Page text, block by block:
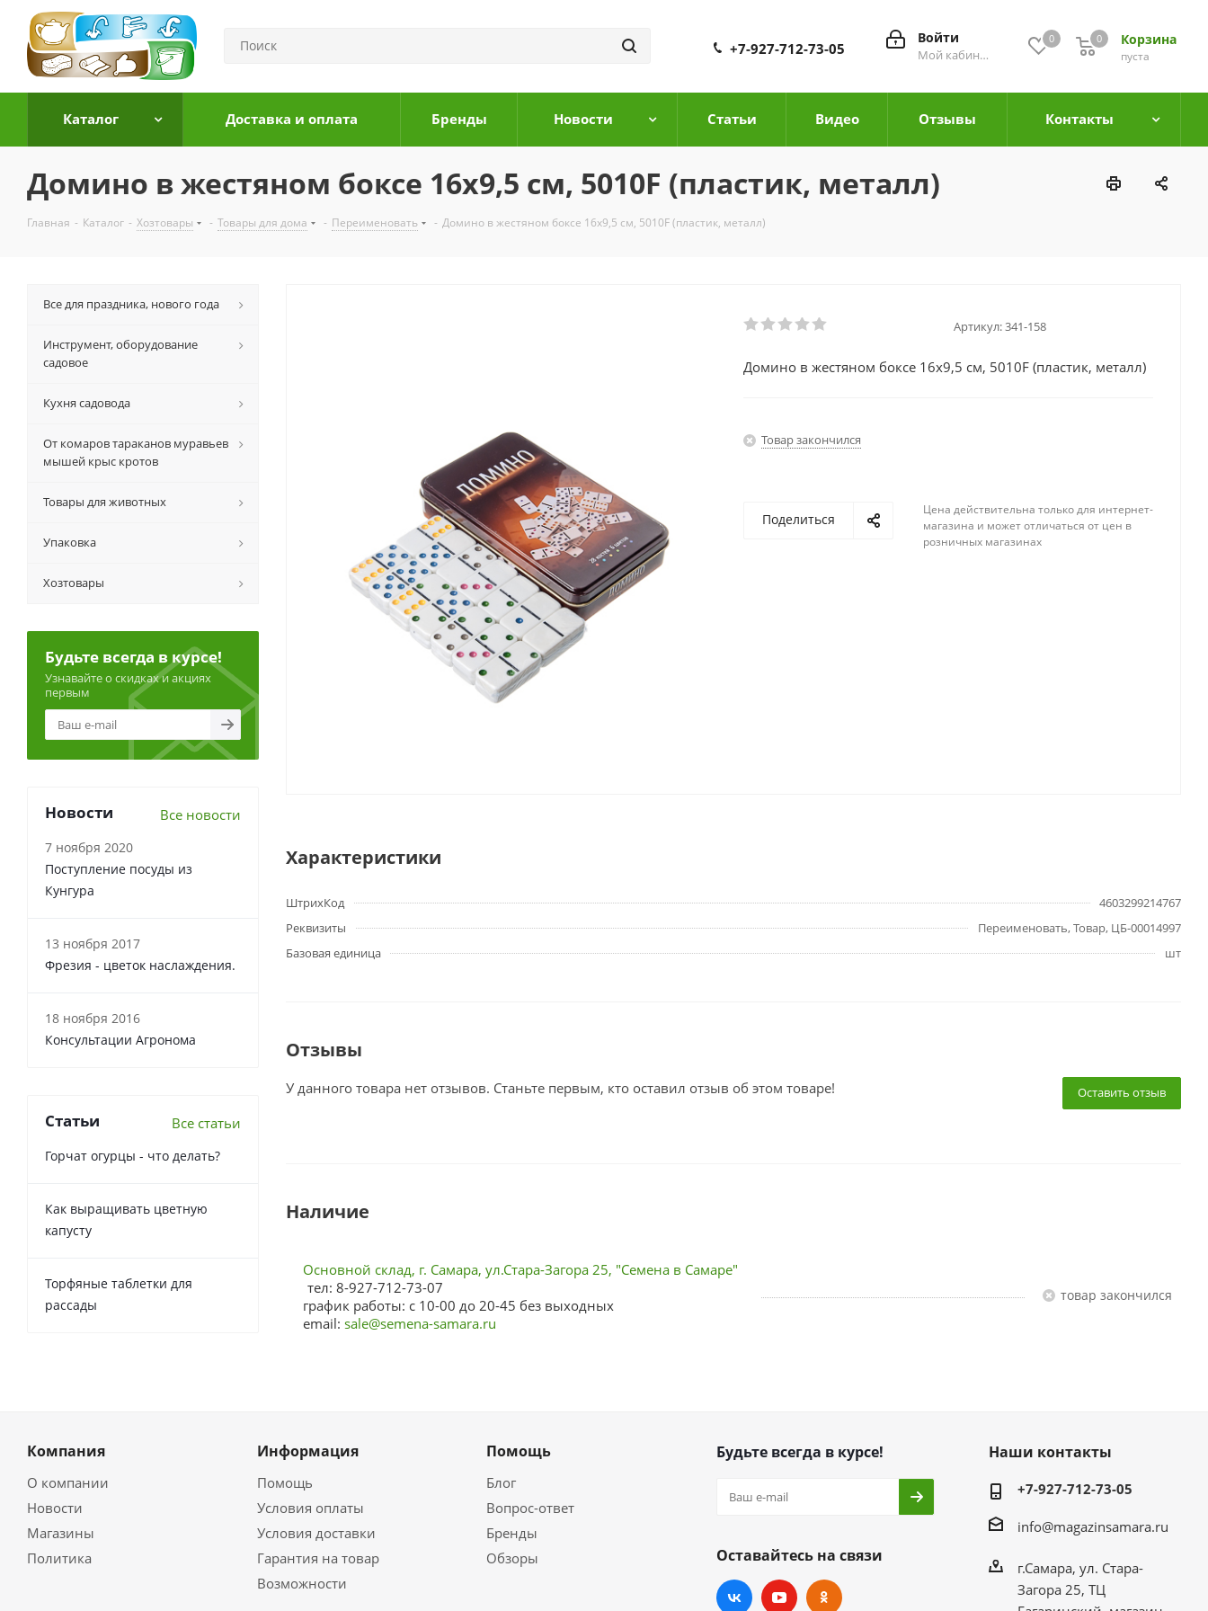
0 Корзина
0
пуста
0
Войти
Мой кабинет
+7-927-712-73-05
Каталог Доставка и оплата Бренды Новости Cтатьи Видео Отзывы Контакты
Домино в жестяном боксе 16х9,5 см, 5010F (пластик, металл)
Главная - Каталог - Хозтовары - Товары для дома - Переименовать - Домино в жестяном боксе 16х9,5 см, 5010F (пластик, металл)
Артикул:341-158
Домино в жестяном боксе 16х9,5 см, 5010F (пластик, металл)
Товар закончился
Поделиться
Цена действительна только для интернет-
магазина и может отличаться от цен в
розничных магазинах
Характеристики
ШтрихКод
4603299214767
Реквизиты
Переименовать, Товар, ЦБ-00014997
Базовая единица
шт
Отзывы
Оставить отзыв
У данного товара нет отзывов. Станьте первым, кто оставил отзыв об этом товаре!
Наличие
Основной склад, г. Самара, ул.Стара-Загора 25, "Семена в Самаре"
тел: 8-927-712-73-07
график работы: с 10-00 до 20-45 без выходных
email: sale@semena-samara.ru
Товар закончился
Все для праздника, нового года
Инструмент, оборудование
садовое
Кухня садовода
От комаров тараканов муравьев
мышей крыс кротов
Товары для животных
Упаковка
Хозтовары
Будьте всегда в курсе!
Узнавайте о скидках и акциях
первым
Новости Все новости
7 ноября 2020
Поступление посуды из
Кунгура
13 ноября 2017
Фрезия - цветок наслаждения.
18 ноября 2016
Консультации Агронома
Статьи Все статьи
Горчат огурцы - что делать?
Как выращивать цветную
капусту
Торфяные таблетки для
рассады
Компания
О компании
Новости
Магазины
Политика
Информация
Помощь
Условия оплаты
Условия доставки
Гарантия на товар
Возможности
Помощь
Блог
Вопрос-ответ
Бренды
Обзоры
Будьте всегда в курсе!
Оставайтесь на связи
Наши контакты
+7-927-712-73-05
info@magazinsamara.ru
г.Самара, ул. Стара-
Загора 25, ТЦ